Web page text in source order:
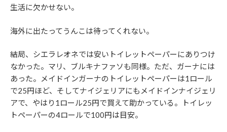
生活に欠かせない。
海外に出たってうんこは待ってくれない。
結局、シエラレオネでは安いトイレットペーパーにありつけ
なかった。マリ、ブルキナファソも同様。ただ、ガーナには
あった。メイドインガーナのトイレットペーパーは1ロール
で25円ほど、そしてナイジェリアにもメイドインナイジェリ
アで、やはり1ロール25円で買えて助かっている。トイレッ
トペーパーの4ロールで100円は目安。